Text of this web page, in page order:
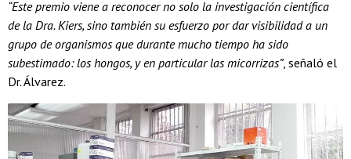
“Este premio viene a reconocer no solo la investigación científica
de la Dra. Kiers, sino también su esfuerzo por dar visibilidad a un
grupo de organismos que durante mucho tiempo ha sido
subestimado: los hongos, y en particular las micorrizas”, señaló el
Dr. Álvarez.